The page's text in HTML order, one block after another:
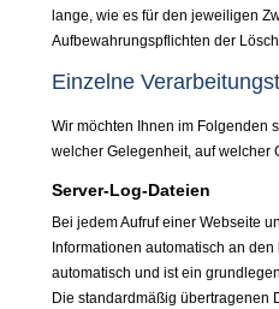
lange, wie es für den jeweiligen
Aufbewahrungspflichten der
Einzelne
Wir möchten Ihnen im Folgenden
welcher Gelegenheit, auf welcher
Server-Log-Dateien
Bei jedem Aufruf einer Webseite
Informationen automatisch an
automatisch und ist ein
Die standardmäßig übertragenen